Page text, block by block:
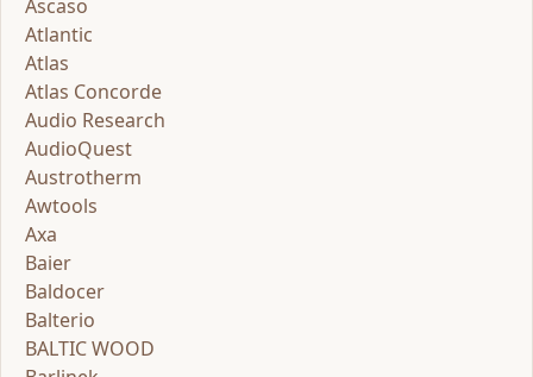
Ascaso
Atlantic
Atlas
Atlas Concorde
Audio Research
AudioQuest
Austrotherm
Awtools
Axa
Baier
Baldocer
Balterio
BALTIC WOOD